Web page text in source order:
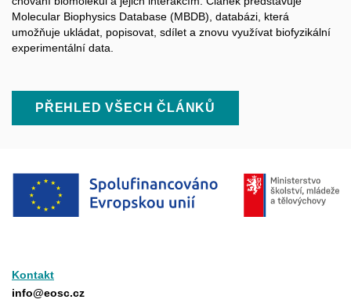
Molecular Biophysics Database (MBDB), databázi, která
umožňuje ukládat, popisovat, sdílet a znovu využívat biofyzikální
experimentální data.
PŘEHLED VŠECH ČLÁNKŮ
Kontakt
info@eosc.cz